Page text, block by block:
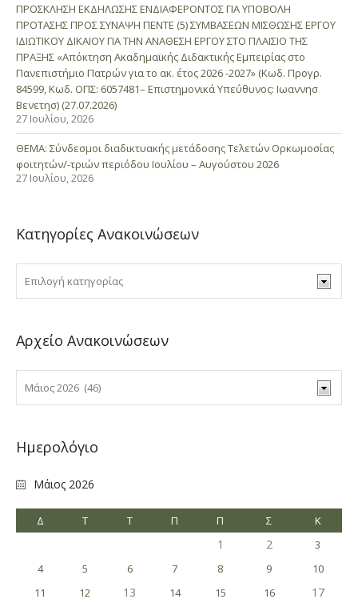
ΠΡΟΣΚΛΗΣΗ ΕΚΔΗΛΩΣΗΣ ΕΝΔΙΑΦΕΡΟΝΤΟΣ ΓΙΑ ΥΠΟΒΟΛΗ
ΠΡΟΤΑΣΗΣ ΠΡΟΣ ΣΥΝΑΨΗ ΠΕΝΤΕ (5) ΣΥΜΒΑΣΕΩΝ ΜΙΣΘΩΣΗΣ ΕΡΓΟΥ
ΙΔΙΩΤΙΚΟΥ ΔΙΚΑΙΟΥ ΓΙΑ ΤΗΝ ΑΝΑΘΕΣΗ ΕΡΓΟΥ ΣΤΟ ΠΛΑΙΣΙΟ ΤΗΣ
ΠΡΑΞΗΣ «Απόκτηση Ακαδημαϊκής Διδακτικής Εμπειρίας στο
Πανεπιστήμιο Πατρών για το ακ. έτος 2026 -2027» (Κωδ. Προγρ.
84599, Κωδ. ΟΠΣ: 6057481– Επιστημονικά Υπεύθυνος: Ιωαννησ
Βενετησ) (27.07.2026)
27 Ιουλίου, 2026
ΘΕΜΑ: Σύνδεσμοι διαδικτυακής μετάδοσης Τελετών Ορκωμοσίας
φοιτητών/-τριών περιόδου Ιουλίου – Αυγούστου 2026
27 Ιουλίου, 2026
Κατηγορίες Ανακοινώσεων
Αρχείο Ανακοινώσεων
Ημερολόγιο
Μάιος 2026
Δ Τ Τ Π Π Σ Κ
1 2
3
4
5 6 7 8 9
10
11
12 13 14 15 16 17